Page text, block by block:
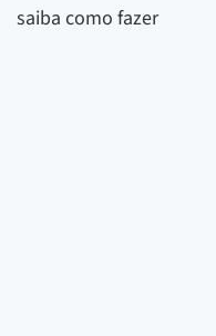
saiba como fazer